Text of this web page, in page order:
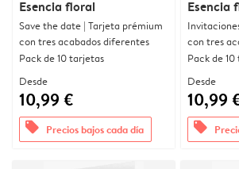
Esencia floral
Save the date | Tarjeta prémium
con tres acabados diferentes
Pack de 10 tarjetas
Desde
10,99 €
offers Precios bajos cada día
Esencia
con tres
Pack de
Desde
10,99
offers